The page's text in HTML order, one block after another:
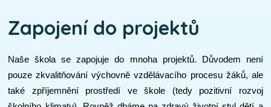
Zapojení do projektů
Naše škola se zapojuje do mnoha projektů. Důvodem není
pouze zkvalitňování výchovně vzdělávacího procesu žáků, ale
také zpříjemnění prostředí ve škole (tedy pozitivní rozvoj